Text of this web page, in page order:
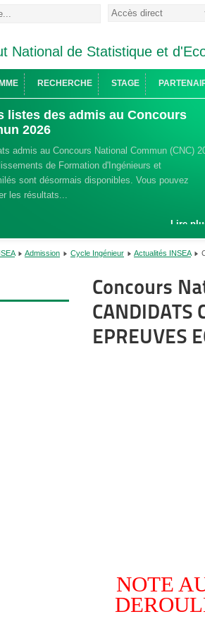
National de Statistique et
RECHERCHE STAGE
listes des admis au Concours
2026
admis au Concours National Commun (CNC)
de Formation d'Ingénieurs et
sont désormais disponibles. Vous pouvez
les résultats...
Lire
Admission Cycle Ingénieur Actualités INSEA
Concours
CANDIDATS
EPREUVES
NOTE